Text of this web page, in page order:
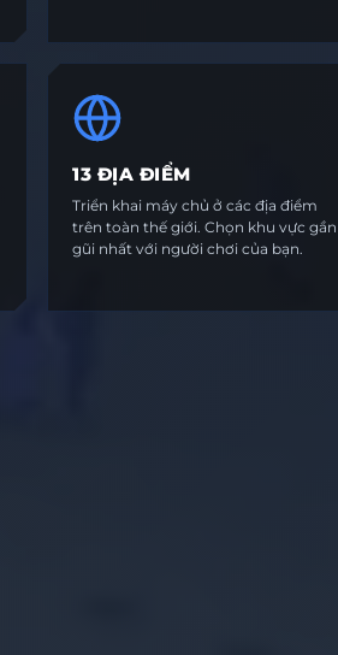
13 ĐỊA ĐIỂM
Triển khai máy chủ ở các địa điểm
trên toàn thế giới. Chọn khu vực gần
gũi nhất với người chơi của bạn.